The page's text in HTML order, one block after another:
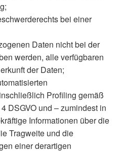
bei einer
Daten nicht bei der
werden, alle verfügbaren
der Daten;
Profiling gemäß
DSGVO und – zumindest in
Informationen über die
Tragweite und die
einer derartigen